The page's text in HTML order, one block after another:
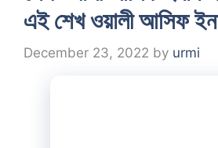
এই শেখ ওয়ালী আসিফ
December 23, 2022 by urmi